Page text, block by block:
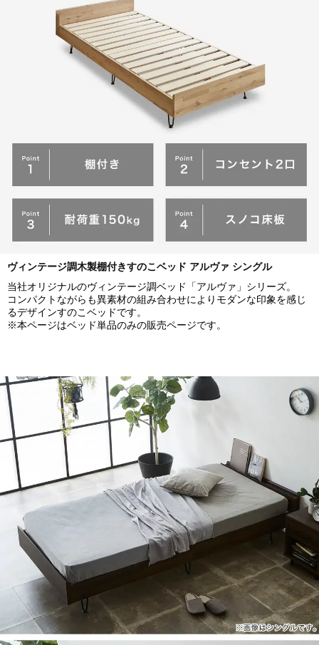
ヴィンテージ調木製棚付きすのこベッド アルヴァ シングル
当社オリジナルのヴィンテージ調ベッド「アルヴァ」シリーズ。
コンパクトながらも異素材の組み合わせによりモダンな印象を感じ
るデザインすのこベッドです。
※本ページはベッド単品のみの販売ページです。